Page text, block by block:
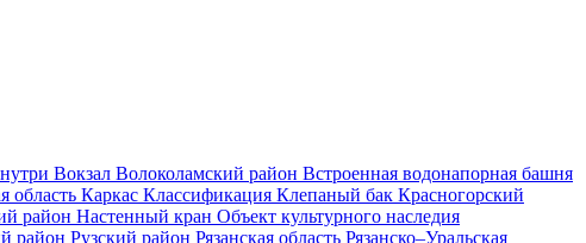
Вокзал Волоколамский район Встроенная водонапорная башня
область Каркас Классификация Клепаный бак Красногорский
район Настенный кран Объект культурного наследия
район Рузский район Рязанская область Рязанско–Уральская